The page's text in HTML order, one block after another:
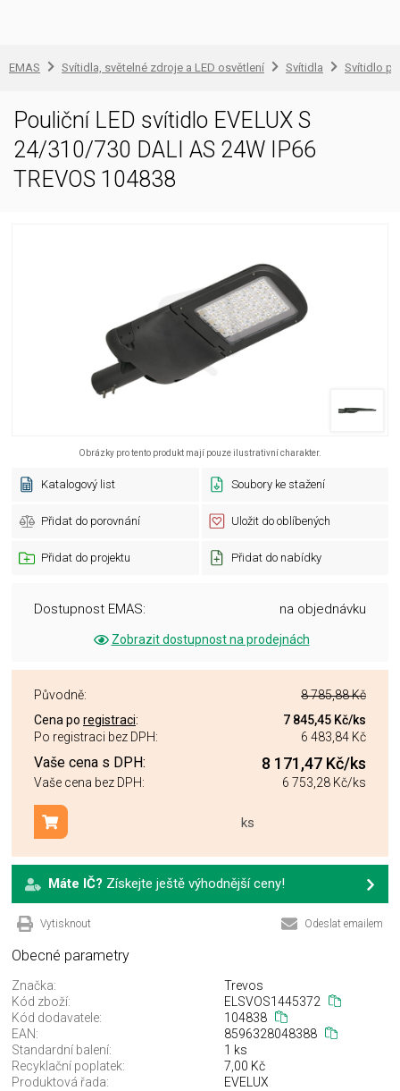
EMAS Svítidla, světelné zdroje a LED osvětlení Svítidla Svítidlo
Pouliční LED svítidlo EVELUX S
24/310/730 DALI AS 24W IP66
TREVOS 104838
Obrázky pro tento produkt mají pouze ilustrativní charakter.
Katalogový list Soubory ke stažení
Přidat do porovnání Uložit do oblíbených
Přidat do projektu Přidat do nabídky
Dostupnost EMAS: na objednávku
Zobrazit dostupnost na prodejnách
Původně:
8 785,88 Kč
Cena po registraci: 7 845,45 Kč/ks
Po registraci bez DPH:
6 483,84 Kč
Vaše cena s DPH: 8 171,47 Kč/ks
Vaše cena bez DPH: 6 753,28 Kč/ks
ks
Přidat do košíku
Máte IČ? Získejte ještě výhodnější ceny!
Vytisknout Odeslat emailem
Obecné parametry
Značka:
Trevos
Kód zboží:
ELSVOS1445372
Kód dodavatele:
104838
EAN:
8596328048388
Standardní balení:
1 ks
Recyklační poplatek:
7,00 Kč
Produktová řada:
EVELUX